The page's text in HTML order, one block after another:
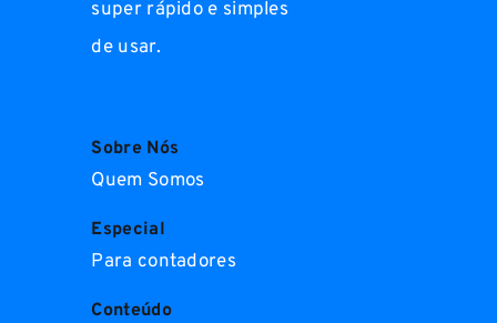
super rápido e simples
de usar.
Sobre Nós
Quem Somos
Especial
Para contadores
Conteúdo